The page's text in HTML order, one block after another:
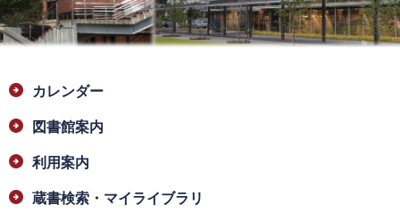
文
カレンダー
図書館案内
利用案内
蔵書検索・マイライブラリ